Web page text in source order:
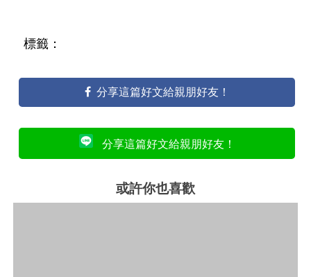
標籤：
分享這篇好文給親朋好友！
分享這篇好文給親朋好友！
或許你也喜歡